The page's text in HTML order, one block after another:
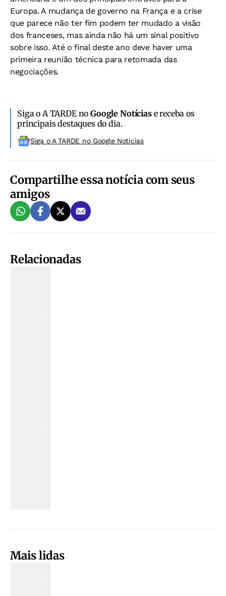
Europa. A mudança de governo na França e a crise
que parece não ter fim podem ter mudado a visão
dos franceses, mas ainda não há um sinal positivo
sobre isso. Até o final deste ano deve haver uma
primeira reunião técnica para retomada das
negociações.
Siga o A TARDE noGoogle Notíciase receba os
principais destaques do dia.
Siga o A TARDE no Google Noticias
Compartilhe essa notícia com seus
amigos
Relacionadas
Mais lidas